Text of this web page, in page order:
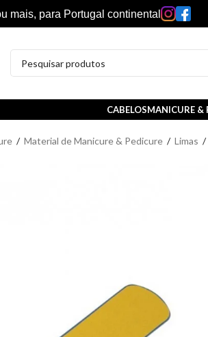
mais, para Portugal continental
CABELOSMANICURE &
/ Material de Manicure & Pedicure / Limas /